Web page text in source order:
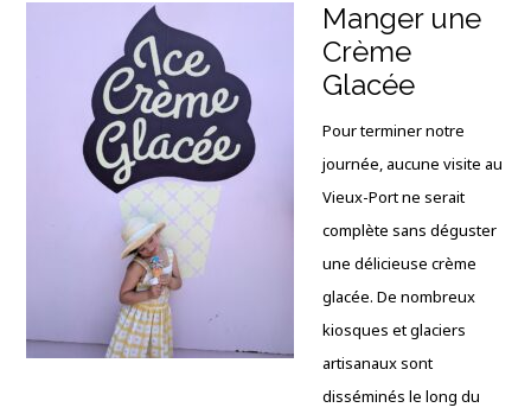
Manger une
Crème
Glacée
Pour terminer notre
journée, aucune visite au
Vieux-Port ne serait
complète sans déguster
une délicieuse crème
glacée. De nombreux
kiosques et glaciers
artisanaux sont
disséminés le long du